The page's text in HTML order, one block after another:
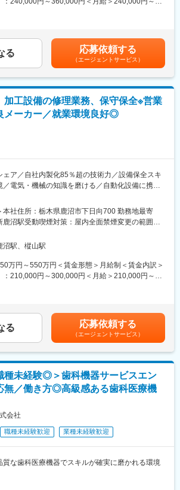
まです。
ては宮崎などがあります。
が発生する場合がありますが、その際は平日に振
だきます。
徴
、埼玉拠点に戻ってきたポンプの修理・整備を行
メインの修理エンジニア職です。
回程度、残業も月10時間程度と少なめで、安定し
す。
品は産業分野やインフラを支える重要な機械であ
社の定める業務
ールセンターが24H対応している
もキャッチアップいただける環境がございます。
体、メカニックの基本を勉強（座学で3~4日）
（静岡県牧之原市静谷498-1）で2~3カ月くらい
てはマンスリーマンションやホテルを企業にて用
め土日対応あり（月の半分以上※時期による）、
休みの時、修理メンテナンス、据え付け作業があ
わせ、トラブルなどについては365日対応のコー
応を行っています。
ってくる電話対応当番に連絡がありますが、緊急
1回あるかないか程度です。)
のシェア製品を多数保有】
トップクラスのシェアを誇る製品を有していま
アル事業はオイル&ガス分野で活躍する「往復動
器事業は多くの発電所で活躍する「水質調整装
事業は、世界シェア90％以上を誇る航空機用部品
品です。
社の定める業務
目安の金額であり、選考を通じて上下する可能性
給(月額)は固定手当を含めた表記です。
る 応募依頼する
（エージェントサービス）
加工設備の修理業務、保守保全※営業
メーカー／就業環境良好◎
ェア／自社内製化85％超の技術力／設備保全スキ
／電気・機械の知識を磨ける／自動化設備に携わ
理業務、保守保全
設計・制作・導入（外部業者とのやり取り有り）
ルギーコスト削減業務
線、エアチューブ配管作業
備対応
テクノロジー」（超高速回転・超音波）を核に、
工業用切削・研削機器、外科医療機器分野で成長
力：当社製品に使用される精密部品2万3000点の
生産しているものの割合は、実に85%以上。ゼ
。ナカニシのものづくりの原点が、ここにあり
めています。
本社住所：栃木県鹿沼市下日向700 勤務地最寄
鹿沼駅受動喫煙対策：屋内全面禁煙変更の範囲：
業所（リモートワーク含む）
沼駅、樅山駅
万円～550万円＜賃金形態＞月給制＜賃金内訳＞
：210,000円～300,000円＜月給＞210,000円～
も目安の金額であり、選考を通じて上下する可能
月給(月額)は固定手当を含めた表記です。
る 応募依頼する
（エージェントサービス）
種未経験◎＞歯科機器サービスエン
／働き方◎高級感ある歯科医療機
会社
職種未経験歓迎 業種未経験歓迎
な歯科医療機器でスキルが確実に磨かれる環境